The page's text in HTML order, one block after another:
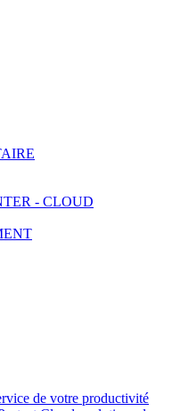
- CLOUD
de votre productivité